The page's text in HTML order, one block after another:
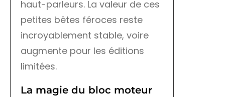
haut-parleurs. La valeur de ces
petites bêtes féroces reste
incroyablement stable, voire
augmente pour les éditions
limitées.
La magie du bloc moteur